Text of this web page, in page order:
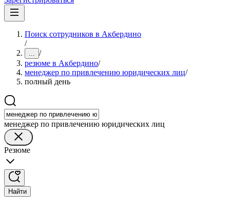
Поиск сотрудников в Акбердино
/
... /
резюме в Акбердино/
менеджер по привлечению юридических лиц/
полный день
менеджер по привлечению юридических лиц
Резюме
Найти